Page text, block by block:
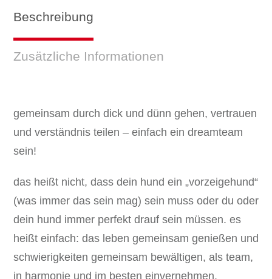
Beschreibung
Zusätzliche Informationen
gemeinsam durch dick und dünn gehen, vertrauen
und verständnis teilen – einfach ein dreamteam
sein!
das heißt nicht, dass dein hund ein „vorzeigehund“
(was immer das sein mag) sein muss oder du oder
dein hund immer perfekt drauf sein müssen. es
heißt einfach: das leben gemeinsam genießen und
schwierigkeiten gemeinsam bewältigen, als team,
in harmonie und im besten einvernehmen.